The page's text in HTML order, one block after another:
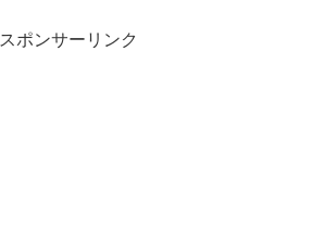
スポンサーリンク